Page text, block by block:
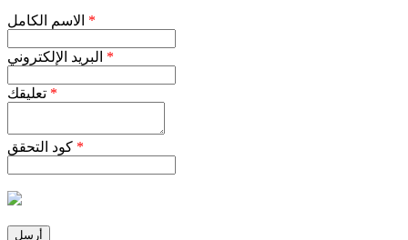
*
*
*
*